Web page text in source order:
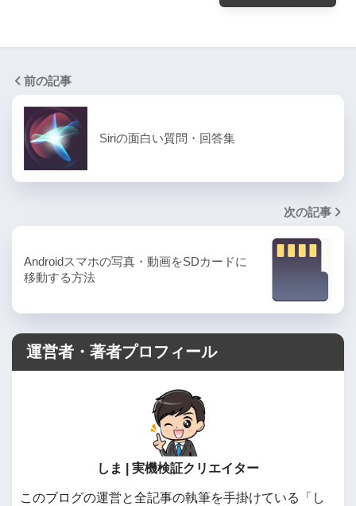
前の記事
Siriの面白い質問・回答集
次の記事
Androidスマホの写真・動画をSDカードに
移動する方法
運営者・著者プロフィール
しま | 実機検証クリエイター
このブログの運営と全記事の執筆を手掛けている「し